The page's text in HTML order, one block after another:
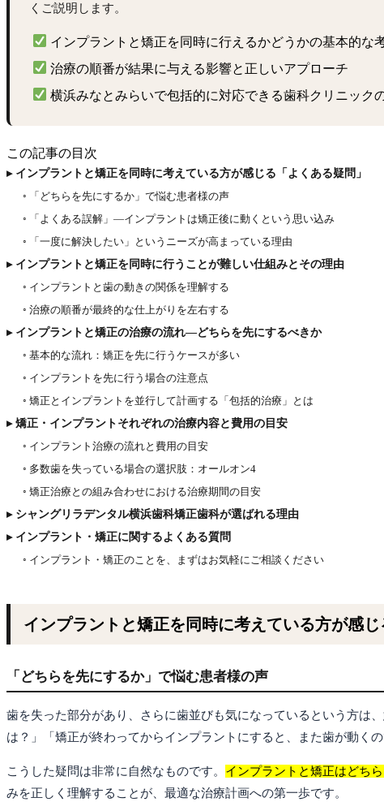
くご説明します。
インプラントと矯正を同時に行えるかどうかの基本的な
治療の順番が結果に与える影響と正しいアプローチ
横浜みなとみらいで包括的に対応できる歯科クリニック
この記事の目次
▸ インプラントと矯正を同時に考えている方が感じる「よくある疑問」
◦ 「どちらを先にするか」で悩む患者様の声
◦ 「よくある誤解」—インプラントは矯正後に動くという思い込み
◦ 「一度に解決したい」というニーズが高まっている理由
▸ インプラントと矯正を同時に行うことが難しい仕組みとその理由
◦ インプラントと歯の動きの関係を理解する
◦ 治療の順番が最終的な仕上がりを左右する
▸ インプラントと矯正の治療の流れ—どちらを先にするべきか
◦ 基本的な流れ：矯正を先に行うケースが多い
◦ インプラントを先に行う場合の注意点
◦ 矯正とインプラントを並行して計画する「包括的治療」とは
▸ 矯正・インプラントそれぞれの治療内容と費用の目安
◦ インプラント治療の流れと費用の目安
◦ 多数歯を失っている場合の選択肢：オールオン4
◦ 矯正治療との組み合わせにおける治療期間の目安
▸ シャングリラデンタル横浜歯科矯正歯科が選ばれる理由
▸ インプラント・矯正に関するよくある質問
◦ インプラント・矯正のことを、まずはお気軽にご相談ください
インプラントと矯正を同時に考えている方が感じ
「どちらを先にするか」で悩む患者様の声
歯を失った部分があり、さらに歯並びも気になっているという方は
は？」「矯正が終わってからインプラントにすると、また歯が動く
こうした疑問は非常に自然なものです。 インプラントと矯正はどち
みを正しく理解することが、最適な治療計画への第一歩です。